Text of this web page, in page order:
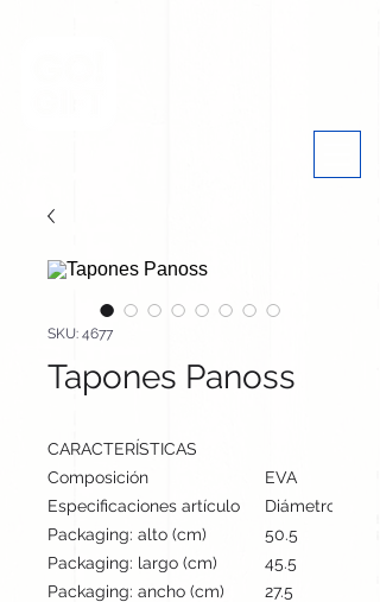
SKU: 4677
Tapones Panoss
CARACTERÍSTICAS
Composición
EVA
Especificaciones artículo
Diámetro: 2.2
Packaging: alto (cm)
50.5
Packaging: largo (cm)
45.5
Packaging: ancho (cm)
27.5